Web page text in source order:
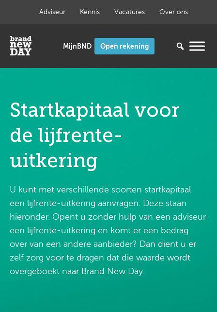
inhoud
Adviseur Kennis Vacatures Over ons
Open rekening
Startkapitaal voor
de lijfrente-
uitkering
U kunt met verschillende soorten startkapitaal
een lijfrente-uitkering aanvragen. Deze staan
hieronder. Opent u zonder hulp van een adviseur
een lijfrente-uitkering en komt er een bedrag
over van een andere aanbieder? Dan dient u er
zelf zorg voor te dragen dat die waarde wordt
overgeboekt naar Brand New Day.